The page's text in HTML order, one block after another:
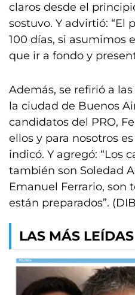
claros desde el
sostuvo. Y advirtió: “El
100 días, si asumimos
que ir a fondo y
Además, se refirió a
la ciudad de Buenos
candidatos del PRO,
ellos y para nosotros
indicó. Y agregó: “Los
también son Soledad
Emanuel Ferrario, son
están preparados”.
LAS MÁS LEÍDAS